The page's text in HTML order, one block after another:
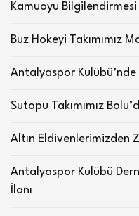
Kamuoyu Bilgilendirmesi
Buz Hokeyi Takımımız
Antalyaspor Kulübü’nde
Sutopu Takımımız
Altın Eldivenlerimizden
Antalyaspor Kulübü
İlanı